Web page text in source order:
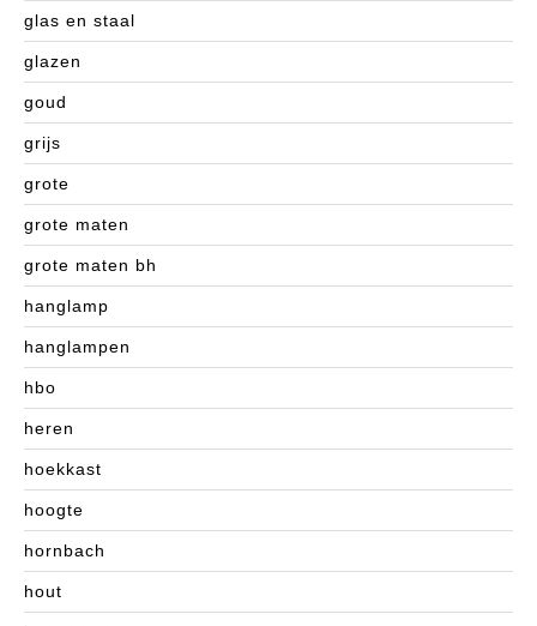
glas en staal
glazen
goud
grijs
grote
grote maten
grote maten bh
hanglamp
hanglampen
hbo
heren
hoekkast
hoogte
hornbach
hout